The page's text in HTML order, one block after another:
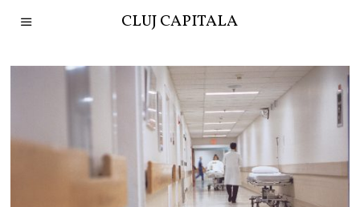
CLUJ CAPITALA